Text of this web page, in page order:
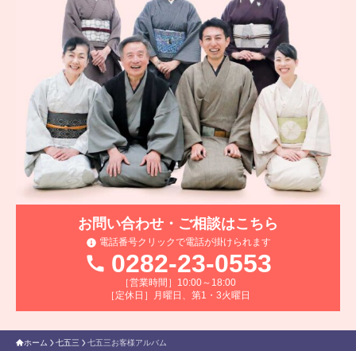
お問い合わせ・ご相談はこちら
電話番号クリックで電話が掛けられます
0282-23-0553
［営業時間］10:00～18:00
［定休日］月曜日、第1・3火曜日
ホーム 七五三 七五三お客様アルバム